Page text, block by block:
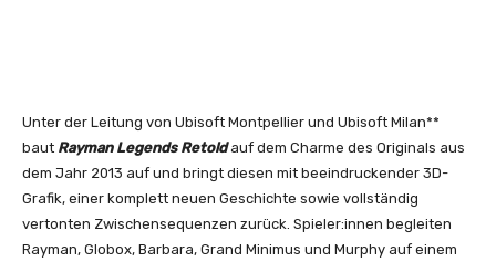
Unter der Leitung von Ubisoft Montpellier und Ubisoft Milan**
baut Rayman Legends Retold auf dem Charme des Originals aus
dem Jahr 2013 auf und bringt diesen mit beeindruckender 3D-
Grafik, einer komplett neuen Geschichte sowie vollständig
vertonten Zwischensequenzen zurück. Spieler:innen begleiten
Rayman, Globox, Barbara, Grand Minimus und Murphy auf einem